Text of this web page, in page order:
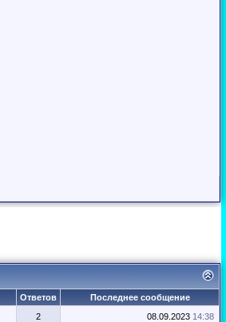
Ответов
Последнее сообщение
2
08.09.2023 14:38